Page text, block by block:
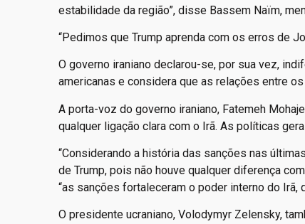
estabilidade da região”, disse Bassem Naïm,
“Pedimos que Trump aprenda com os erros de
O governo iraniano declarou-se, por sua vez,
americanas e considera que as relações entre
A porta-voz do governo iraniano, Fatemeh
qualquer ligação clara com o Irã. As políticas
“Considerando a história das sanções nas
de Trump, pois não houve qualquer diferença
“as sanções fortaleceram o poder interno do Irã,
O presidente ucraniano, Volodymyr Zelensky,